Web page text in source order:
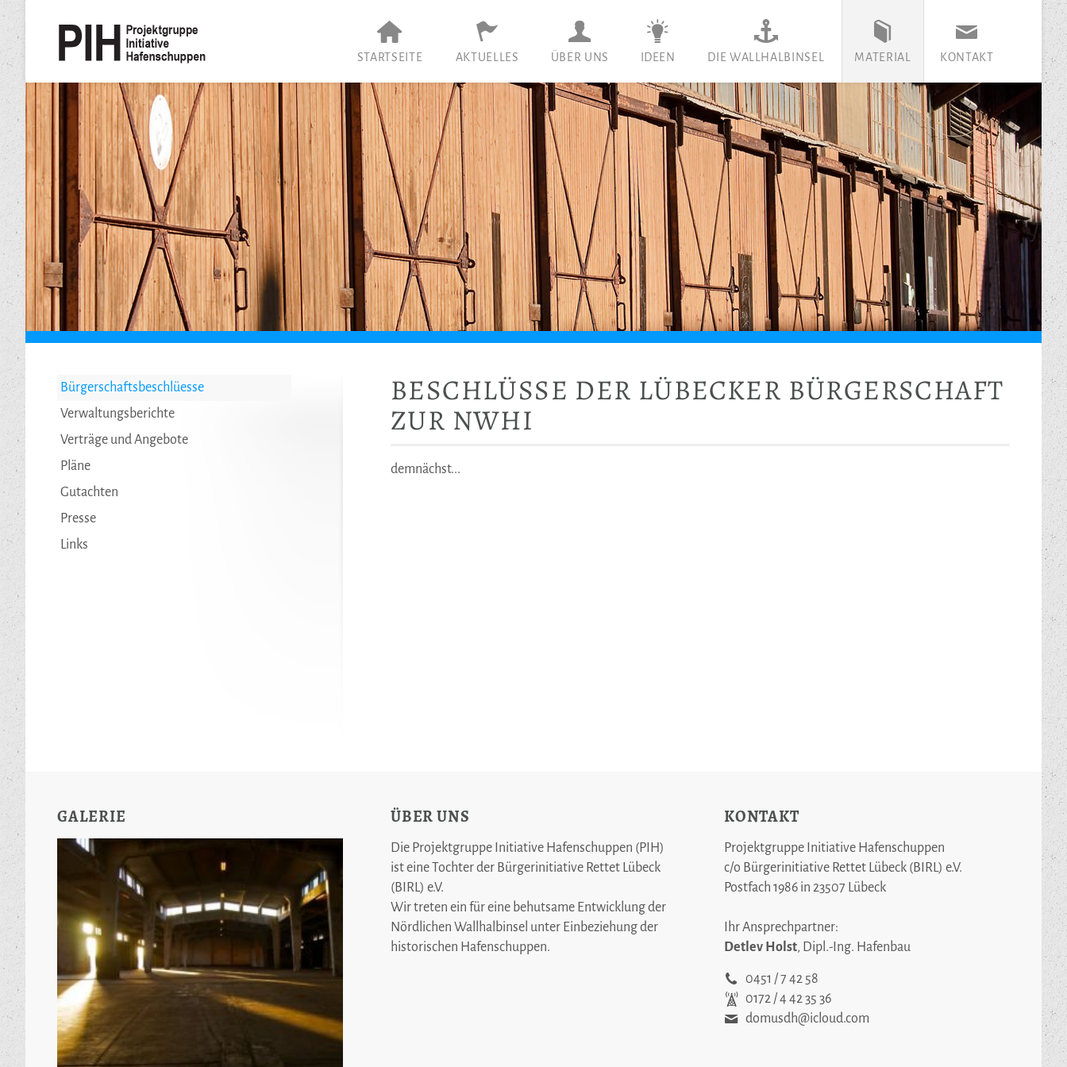
STARTSEITE AKTUELLES ÜBER UNS IDEEN DIE WALLHALBINSEL MATERIAL KONTAKT
Bürgerschaftsbeschlüesse
Verwaltungsberichte
Verträge und Angebote
Pläne
Gutachten
Presse
Links
BESCHLÜSSE DER LÜBECKER BÜRGERSCHAFT
ZUR NWHI
demnächst...
GALERIE ÜBER UNS
Die Projektgruppe Initiative Hafenschuppen (PIH)
ist eine Tochter der Bürgerinitiative Rettet Lübeck
(BIRL) e.V.
Wir treten ein für eine behutsame Entwicklung der
Nördlichen Wallhalbinsel unter Einbeziehung der
historischen Hafenschuppen.
KONTAKT
Projektgruppe Initiative Hafenschuppen
c/o Bürgerinitiative Rettet Lübeck (BIRL) e.V.
Postfach 1986 in 23507 Lübeck
Ihr Ansprechpartner:
Detlev Holst, Dipl.-Ing. Hafenbau
0451 / 7 42 58
0172 / 4 42 35 36
domusdh@icloud.com